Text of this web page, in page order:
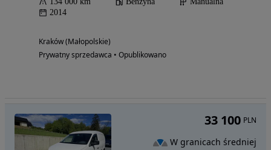
2014
Kraków (Małopolskie)
Prywatny sprzedawca • Opublikowano
33 100 PLN
W granicach średniej